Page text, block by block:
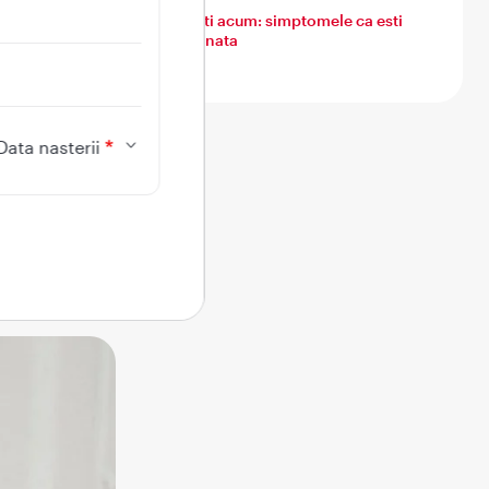
unei
al
nasterii
Ce simti acum: simptomele ca esti
insarcinata